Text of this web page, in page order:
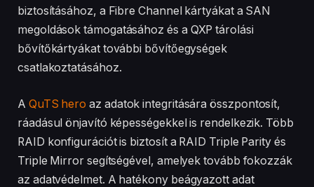
biztosításához, a Fibre Channel kártyákat a SAN
megoldások támogatásához és a QXP tárolási
bővítőkártyákat további bővítőegységek
csatlakoztatásához.
A QuTS hero az adatok integritására összpontosít,
ráadásul önjavító képességekkel is rendelkezik. Több
RAID konfigurációt is biztosít a RAID Triple Parity és
Triple Mirror segítségével, amelyek tovább fokozzák
az adatvédelmet. A hatékony beágyazott adat